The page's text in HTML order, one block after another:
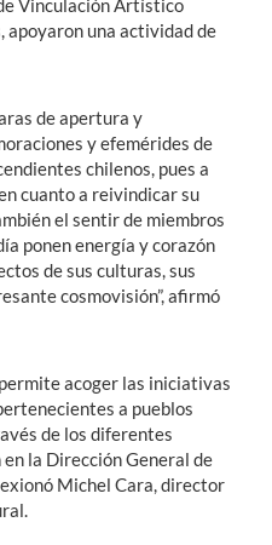
apoyaron una actividad de
de apertura y
y efemérides de
chilenos, pues a
cuanto a reivindicar su
el sentir de miembros
ponen energía y corazón
de sus culturas, sus
cosmovisión”, afirmó
acoger las iniciativas
a pueblos
de los diferentes
la Dirección General de
Michel Cara, director